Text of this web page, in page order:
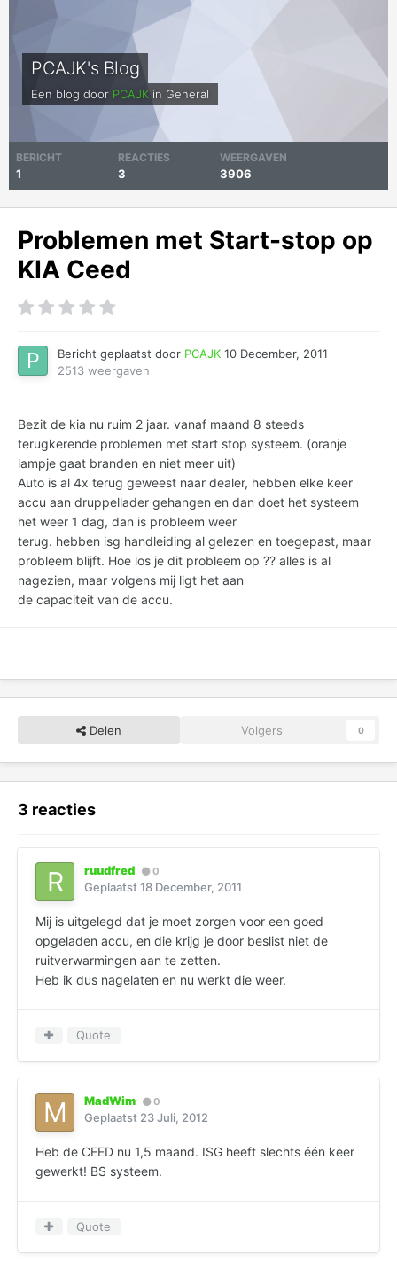
PCAJK's Blog
Een blog door PCAJK in General
BERICHT
1
REACTIES
3
WEERGAVEN
3906
Problemen met Start-stop op
KIA Ceed
Bericht geplaatst door PCAJK 10 December, 2011
2513 weergaven
Bezit de kia nu ruim 2 jaar. vanaf maand 8 steeds
terugkerende problemen met start stop systeem. (oranje
lampje gaat branden en niet meer uit)
Auto is al 4x terug geweest naar dealer, hebben elke keer
accu aan druppellader gehangen en dan doet het systeem
het weer 1 dag, dan is probleem weer
terug. hebben isg handleiding al gelezen en toegepast, maar
probleem blijft. Hoe los je dit probleem op ?? alles is al
nagezien, maar volgens mij ligt het aan
de capaciteit van de accu.
Delen Volgers 0
3 reacties
ruudfred 0
Geplaatst18 December, 2011
Mij is uitgelegd dat je moet zorgen voor een goed
opgeladen accu, en die krijg je door beslist niet de
ruitverwarmingen aan te zetten.
Heb ik dus nagelaten en nu werkt die weer.
Quote
MadWim 0
Geplaatst 23 Juli, 2012
Heb de CEED nu 1,5 maand. ISG heeft slechts één keer
gewerkt! BS systeem.
Quote